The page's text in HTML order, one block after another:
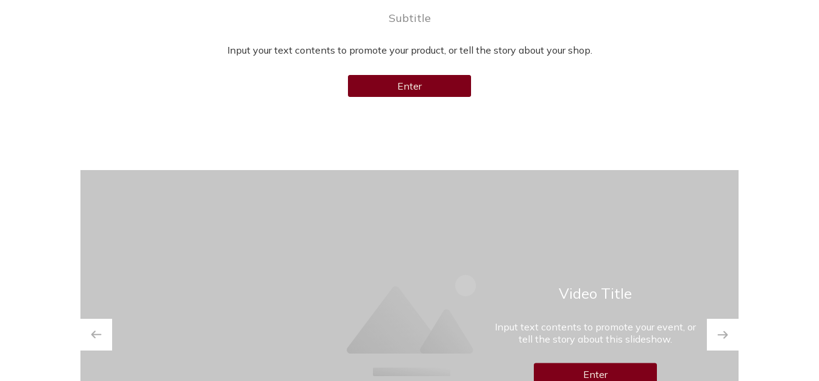
Subtitle
Input your text contents to promote your product, or tell the story about your shop.
Enter
Video Title
Input text contents to promote your event, or
tell the story about this slideshow.
Enter